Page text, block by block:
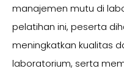
manajemen mutu di
pelatihan ini, peserta
meningkatkan kualitas
laboratorium, serta